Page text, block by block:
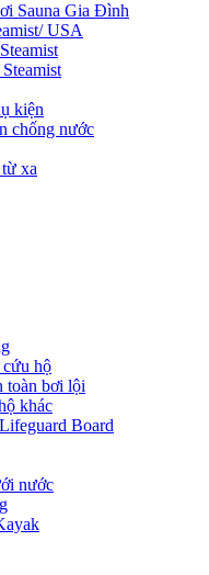
Sauna Gia Đình
USA
kiện
chống nước
xa
hộ
toàn bơi lội
khác
Board
nước